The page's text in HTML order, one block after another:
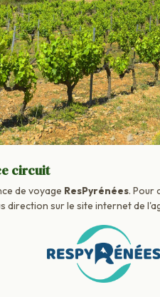
circuit
de voyage ResPyrénées. Pour
direction sur le site internet de